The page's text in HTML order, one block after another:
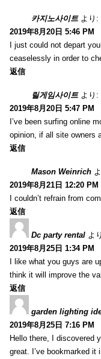
카지노사이트 より:
2019年8月20日 5:46 PM
I just could not depart
ceaselessly in order to
返信
릴게임사이트 より:
2019年8月20日 5:47 PM
I’ve been surfing online
opinion, if all site owners
返信
Mason Weinrich
2019年8月21日 12:20 PM
I couldn’t refrain from
返信
Dc party rental よ
2019年8月25日 1:34 PM
I like what you guys are
think it will improve the
返信
garden lighting
2019年8月25日 7:16 PM
Hello there, I discovered
great. I’ve bookmarked it